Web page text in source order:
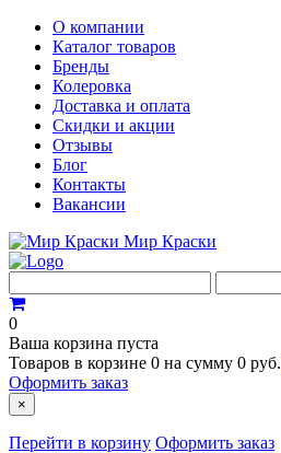
О компании
Каталог товаров
Бренды
Колеровка
Доставка и оплата
Скидки и акции
Отзывы
Блог
Контакты
Вакансии
Мир Краски
0
Ваша корзина пуста
Товаров в корзине 0 на сумму 0 руб.
Оформить заказ
×
Перейти в корзину Оформить заказ